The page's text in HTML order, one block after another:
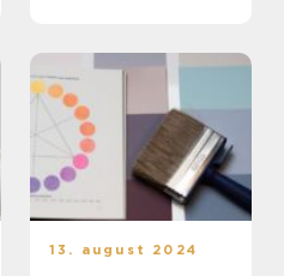
13. august 2024